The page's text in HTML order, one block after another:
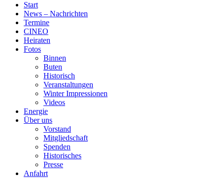
Start
News – Nachrichten
Termine
CINEO
Heiraten
Fotos
Binnen
Buten
Historisch
Veranstaltungen
Winter Impressionen
Videos
Energie
Über uns
Vorstand
Mitgliedschaft
Spenden
Historisches
Presse
Anfahrt